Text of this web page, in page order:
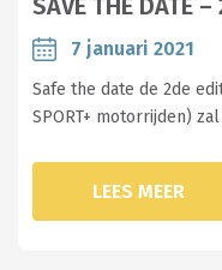
SAVE THE DATE
7 januari 2021
Safe the date de 2de
SPORT+ motorrijden)
LEES MEER